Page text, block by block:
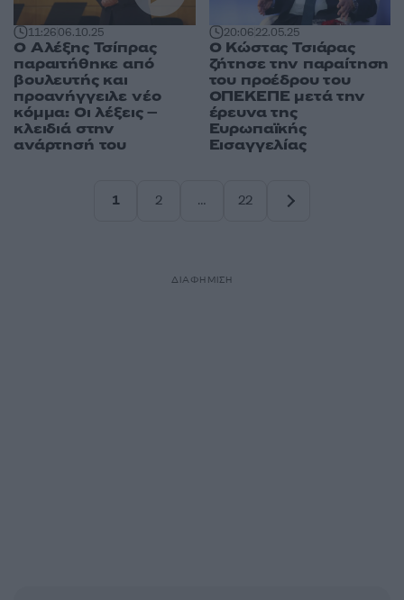
11:2606.10.25
Ο Αλέξης Τσίπρας
παραιτήθηκε από
βουλευτής και
προανήγγειλε νέο
κόμμα: Οι λέξεις –
κλειδιά στην
ανάρτησή του
20:0622.05.25
Ο Κώστας Τσιάρας
ζήτησε την παραίτηση
του προέδρου του
ΟΠΕΚΕΠΕ μετά την
έρευνα της
Ευρωπαϊκής
Εισαγγελίας
1
2
…
22
ΔΙΑΦΗΜΙΣΗ